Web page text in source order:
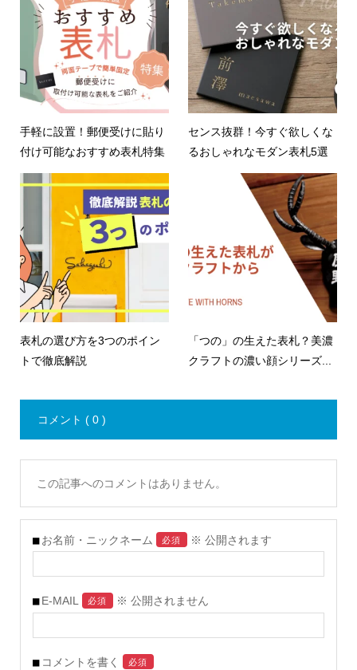
手軽に設置！郵便受けに貼り
付け可能なおすすめ表札特集
センス抜群！今すぐ欲しくな
るおしゃれなモダン表札5選
表札の選び方を3つのポイン
トで徹底解説
「つの」の生えた表札？美濃
クラフトの濃い顔シリーズ...
コメント ( 0 )
この記事へのコメントはありません。
お名前・ニックネーム 必須 ※ 公開されます
E-MAIL 必須 ※ 公開されません
コメントを書く 必須